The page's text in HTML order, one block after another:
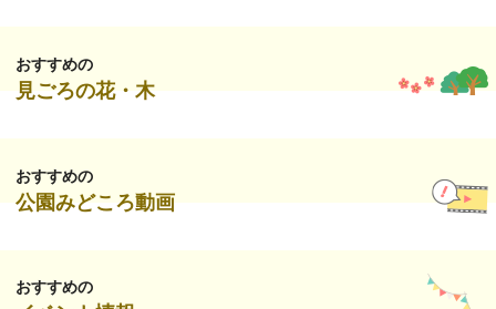
おすすめの
見ごろの花・木
おすすめの
公園みどころ動画
おすすめの